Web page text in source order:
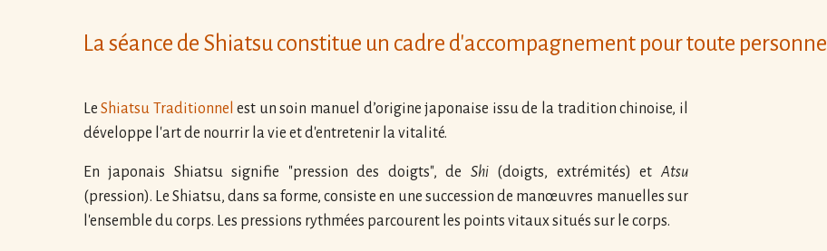
La séance de Shiatsu constitue un cadre d'accompagnement pour toute
LeShiatsu Traditionnel est un soin manuel d’origine japonaise issu de la tradition chinoise, il
développe l'art de nourrir la vie et d'entretenir la vitalité.
En japonais Shiatsu signifie "pression des doigts", de Shi(doigts, extrémités) et Atsu
(pression). Le Shiatsu, dans sa forme, consiste en une succession de manœuvres manuelles sur
l'ensemble du corps. Les pressions rythmées parcourent les points vitaux situés sur le corps.